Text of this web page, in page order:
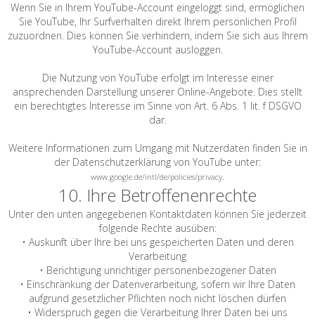
Wenn Sie in Ihrem YouTube-Account eingeloggt sind, ermöglichen
Sie YouTube, Ihr Surfverhalten direkt Ihrem persönlichen Profil
zuzuordnen. Dies können Sie verhindern, indem Sie sich aus Ihrem
YouTube-Account ausloggen.
Die Nutzung von YouTube erfolgt im Interesse einer
ansprechenden Darstellung unserer Online-Angebote. Dies stellt
ein berechtigtes Interesse im Sinne von Art. 6 Abs. 1 lit. f DSGVO
dar.
Weitere Informationen zum Umgang mit Nutzerdaten finden Sie in
der Datenschutzerklärung von YouTube unter:
www.google.de/intl/de/policies/privacy.
10. Ihre Betroffenenrechte
Unter den unten angegebenen Kontaktdaten können Sie jederzeit
folgende Rechte ausüben:
• Auskunft über Ihre bei uns gespeicherten Daten und deren
Verarbeitung
• Berichtigung unrichtiger personenbezogener Daten
• Einschränkung der Datenverarbeitung, sofern wir Ihre Daten
aufgrund gesetzlicher Pflichten noch nicht löschen dürfen
• Widerspruch gegen die Verarbeitung Ihrer Daten bei uns